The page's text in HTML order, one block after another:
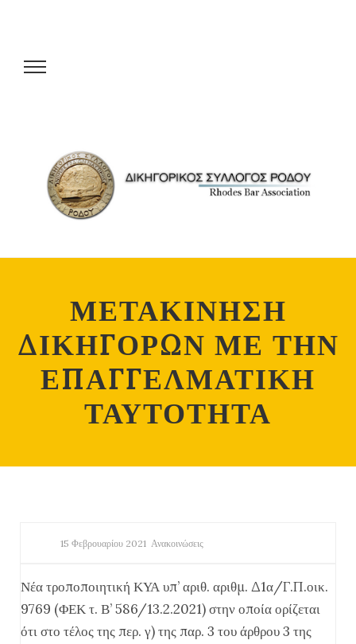
ΜΕΤΑΚΙΝΗΣΗ
ΔΙΚΗΓΟΡΩΝ ΜΕ ΤΗΝ
ΕΠΑΓΓΕΛΜΑΤΙΚΗ
ΤΑΥΤΟΤΗΤΑ
15 Φεβρουαρίου 2021 Ανακοινώσεις
Νέα τροποποιητική ΚΥΑ υπ’ αριθ. αριθμ. Δ1α/Γ.Π.οικ.
9769 (ΦΕΚ τ. Β’ 586/13.2.2021) στην οποία ορίζεται
ότι στο τέλος της περ. γ) της παρ. 3 του άρθρου 3 της